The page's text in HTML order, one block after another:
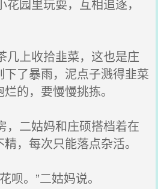
园里玩耍，互相追逐，
上收拾韭菜，这也是庄
了暴雨，泥点子溅得韭菜
的，要慢慢挑拣。
二姑妈和庄硕搭档着在
，每次只能落点杂活。
。”二姑妈说。